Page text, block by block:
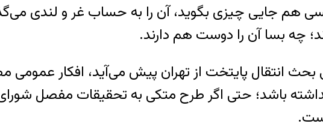
جایی چیزی بگوید، آن را به حساب غر و لندی
چه بسا آن را دوست هم دارند.
انتقال پایتخت از تهران پیش می‌آید، افکار
باشد؛ حتی اگر طرح متکی به تحقیقات مفصل